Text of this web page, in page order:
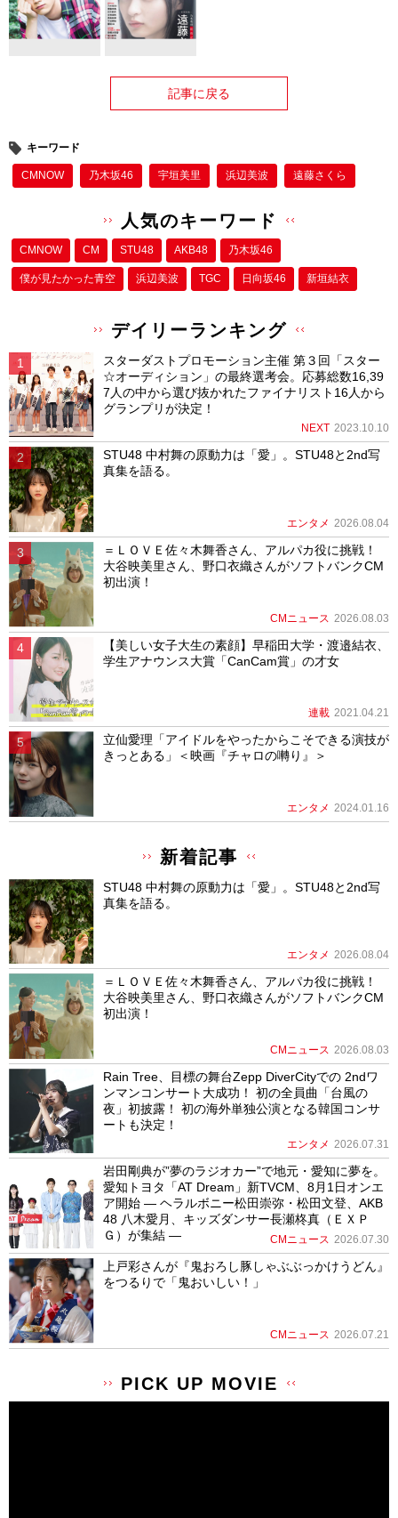
記事に戻る
キーワード
CMNOW 乃木坂46 宇垣美里 浜辺美波 遠藤さくら
人気のキーワード
CMNOW CM STU48 AKB48 乃木坂46
僕が⾒たかった⻘空 浜辺美波 TGC 日向坂46 新垣結衣
デイリーランキング
スターダストプロモーション主催 第３回「スター
☆オーディション」の最終選考会。応募総数16,39
7人の中から選び抜かれたファイナリスト16人から
グランプリが決定！
NEXT 2023.10.10
STU48 中村舞の原動力は「愛」。STU48と2nd写
真集を語る。
エンタメ 2026.08.04
＝ＬＯＶＥ佐々木舞香さん、アルパカ役に挑戦！
大谷映美里さん、野口衣織さんがソフトバンクCM
初出演！
CMニュース 2026.08.03
【美しい女子大生の素顔】早稲田大学・渡邉結衣、
学生アナウンス大賞「CanCam賞」の才女
連載 2021.04.21
立仙愛理「アイドルをやったからこそできる演技が
きっとある」＜映画『チャロの囀り』＞
エンタメ 2024.01.16
新着記事
STU48 中村舞の原動力は「愛」。STU48と2nd写
真集を語る。
エンタメ 2026.08.04
＝ＬＯＶＥ佐々木舞香さん、アルパカ役に挑戦！
大谷映美里さん、野口衣織さんがソフトバンクCM
初出演！
CMニュース 2026.08.03
Rain Tree、目標の舞台Zepp DiverCityでの 2ndワ
ンマンコンサート大成功！ 初の全員曲「台風の
夜」初披露！ 初の海外単独公演となる韓国コンサ
ートも決定！
エンタメ 2026.07.31
岩田剛典が”夢のラジオカー”で地元・愛知に夢を。
愛知トヨタ「AT Dream」新TVCM、8月1日オンエ
ア開始 ― ヘラルボニー松田崇弥・松田文登、AKB
48 八木愛月、キッズダンサー長瀬柊真（ＥＸＰ
Ｇ）が集結 ―
CMニュース 2026.07.30
上戸彩さんが『鬼おろし豚しゃぶぶっかけうどん』
をつるりで「鬼おいしい！」
CMニュース 2026.07.21
PICK UP MOVIE